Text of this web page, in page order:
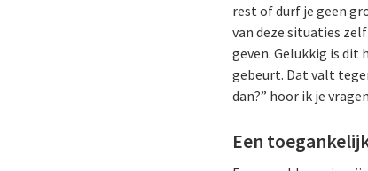
rest of durf je geen
van deze situaties
geven. Gelukkig is dit
gebeurt. Dat valt
dan?” hoor ik je
Een